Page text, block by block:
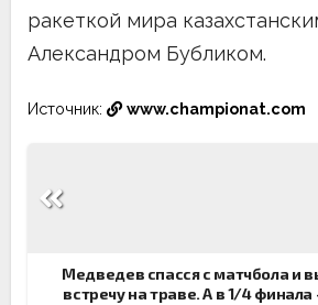
ракеткой мира
Александром Бубликом.
Источник: www.championat.com
по
Медведев спасся с матчбола и
встречу на траве. А в 1/4